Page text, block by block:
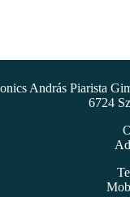
András Piarista
6724